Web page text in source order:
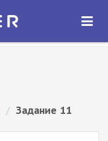
ОТКРЫТЬ
/ Задание 11